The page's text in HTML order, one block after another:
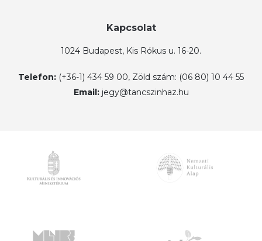
Kapcsolat
1024 Budapest, Kis Rókus u. 16-20.
Telefon: (+36-1) 434 59 00, Zöld szám: (06 80) 10 44 55
Email: jegy@tancszinhaz.hu